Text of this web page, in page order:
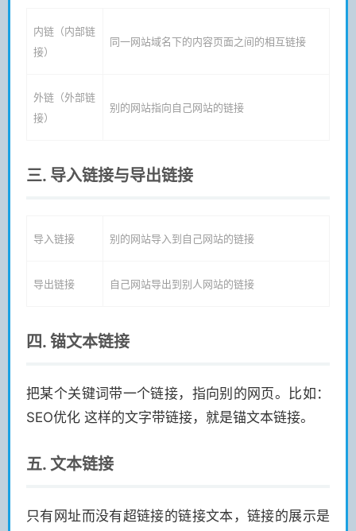
内链（内部链
接）
同一网站域名下的内容页面之间的相互链接
外链（外部链
接）
别的网站指向自己网站的链接
三. 导入链接与导出链接
导入链接 别的网站导入到自己网站的链接
导出链接 自己网站导出到别人网站的链接
四. 锚文本链接
把某个关键词带一个链接，指向别的网页。比如：
SEO优化 这样的文字带链接，就是锚文本链接。
五. 文本链接
只有网址而没有超链接的链接文本，链接的展示是